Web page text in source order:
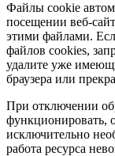
Файлы cookie
посещении веб-
этими файлами.
файлов cookies,
удалите уже
браузера или
При отключении
функционировать,
исключительно
работа ресурса